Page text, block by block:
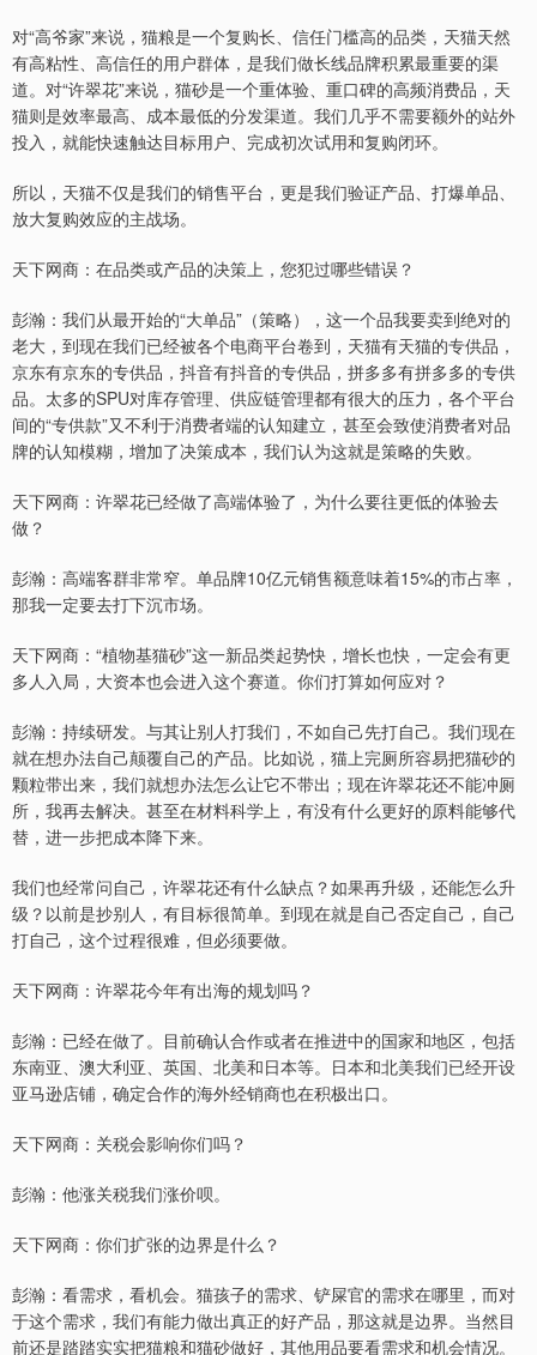
对“高爷家”来说，猫粮是一个复购长、信任门槛高的品类，天猫天然
有高粘性、高信任的用户群体，是我们做长线品牌积累最重要的渠
道。对“许翠花”来说，猫砂是一个重体验、重口碑的高频消费品，天
猫则是效率最高、成本最低的分发渠道。我们几乎不需要额外的站外
投入，就能快速触达目标用户、完成初次试用和复购闭环。
所以，天猫不仅是我们的销售平台，更是我们验证产品、打爆单品、
放大复购效应的主战场。
天下网商：在品类或产品的决策上，您犯过哪些错误？
彭瀚：我们从最开始的“大单品”（策略），这一个品我要卖到绝对的
老大，到现在我们已经被各个电商平台卷到，天猫有天猫的专供品，
京东有京东的专供品，抖音有抖音的专供品，拼多多有拼多多的专供
品。太多的SPU对库存管理、供应链管理都有很大的压力，各个平台
间的“专供款”又不利于消费者端的认知建立，甚至会致使消费者对品
牌的认知模糊，增加了决策成本，我们认为这就是策略的失败。
天下网商：许翠花已经做了高端体验了，为什么要往更低的体验去
做？
彭瀚：高端客群非常窄。单品牌10亿元销售额意味着15%的市占率，
那我一定要去打下沉市场。
天下网商：“植物基猫砂”这一新品类起势快，增长也快，一定会有更
多人入局，大资本也会进入这个赛道。你们打算如何应对？
彭瀚：持续研发。与其让别人打我们，不如自己先打自己。我们现在
就在想办法自己颠覆自己的产品。比如说，猫上完厕所容易把猫砂的
颗粒带出来，我们就想办法怎么让它不带出；现在许翠花还不能冲厕
所，我再去解决。甚至在材料科学上，有没有什么更好的原料能够代
替，进一步把成本降下来。
我们也经常问自己，许翠花还有什么缺点？如果再升级，还能怎么升
级？以前是抄别人，有目标很简单。到现在就是自己否定自己，自己
打自己，这个过程很难，但必须要做。
天下网商：许翠花今年有出海的规划吗？
彭瀚：已经在做了。目前确认合作或者在推进中的国家和地区，包括
东南亚、澳大利亚、英国、北美和日本等。日本和北美我们已经开设
亚马逊店铺，确定合作的海外经销商也在积极出口。
天下网商：关税会影响你们吗？
彭瀚：他涨关税我们涨价呗。
天下网商：你们扩张的边界是什么？
彭瀚：看需求，看机会。猫孩子的需求、铲屎官的需求在哪里，而对
于这个需求，我们有能力做出真正的好产品，那这就是边界。当然目
前还是踏踏实实把猫粮和猫砂做好，其他用品要看需求和机会情况。